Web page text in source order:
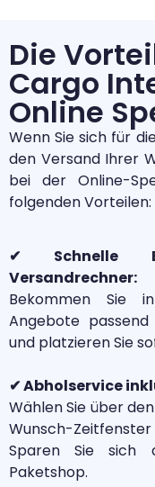
Die
Cargo
Online
Wenn Sie sich für
den Versand Ihrer
bei der Online-
folgenden Vorteilen:
✔ Schnelle
Versandrechner:
Bekommen Sie
Angebote
und platzieren Sie
✔ Abholservice
Wählen Sie über
Wunsch-
Sparen Sie sich
Paketshop.